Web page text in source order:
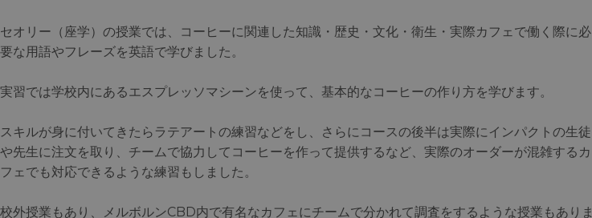
セオリー（座学）の授業では、コーヒーに関連した知識・歴史・文化・衛生・実際カフェで働く際に必
要な用語やフレーズを英語で学びました。
実習では学校内にあるエスプレッソマシーンを使って、基本的なコーヒーの作り方を学びます。
スキルが身に付いてきたらラテアートの練習などをし、さらにコースの後半は実際にインパクトの生徒
や先生に注文を取り、チームで協力してコーヒーを作って提供するなど、実際のオーダーが混雑するカ
フェでも対応できるような練習もしました。
校外授業もあり、メルボルンCBD内で有名なカフェにチームで分かれて調査をするような授業もありま